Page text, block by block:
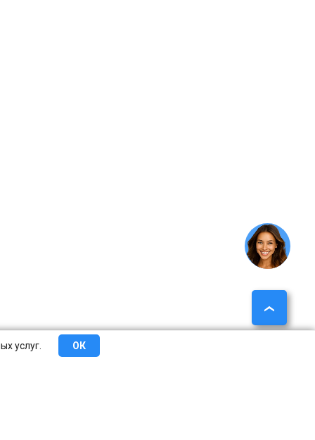
услуг. ОК